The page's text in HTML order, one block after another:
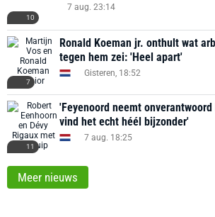
10
7 aug. 23:14
7
Ronald Koeman jr. onthult wat
tegen hem zei: 'Heel apart'
Gisteren, 18:52
11
'Feyenoord neemt
vind het echt héél bijzonder'
7 aug. 18:25
Meer nieuws